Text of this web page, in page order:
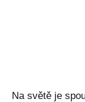
Na světě je